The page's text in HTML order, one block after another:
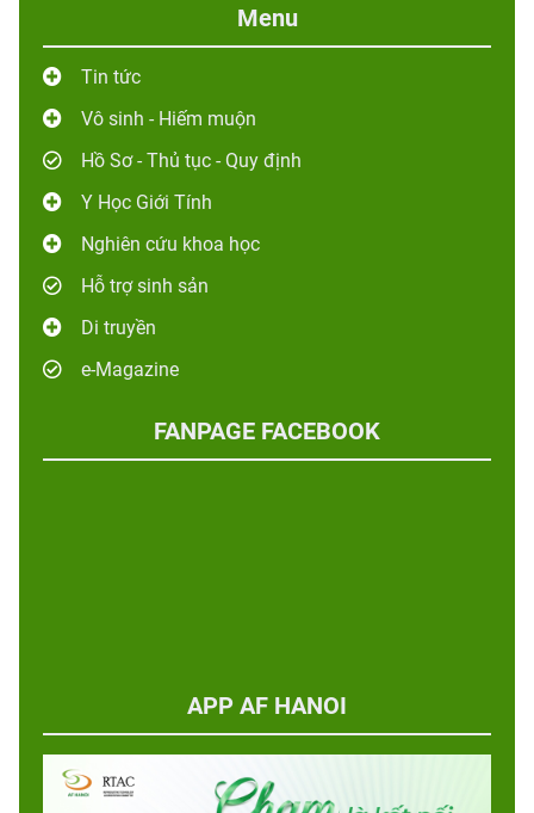
Menu
Tin tức
Vô sinh - Hiếm muộn
Hồ Sơ - Thủ tục - Quy định
Y Học Giới Tính
Nghiên cứu khoa học
Hỗ trợ sinh sản
Di truyền
e-Magazine
FANPAGE FACEBOOK
APP AF HANOI